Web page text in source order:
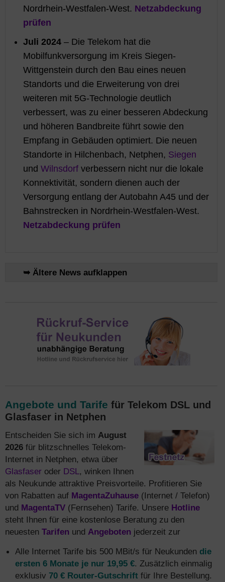
Nordrhein-Westfalen-West. Netzabdeckung
prüfen
Juli 2024 – Die Telekom hat die
Mobilfunkversorgung im Kreis Siegen-
Wittgenstein durch den Bau eines neuen
Standorts und die Erweiterung von drei
weiteren mit 5G-Technologie deutlich
verbessert, was zu einer besseren Abdeckung
und höheren Bandbreite führt sowie den
Empfang in Gebäuden optimiert. Die neuen
Standorte in Hilchenbach, Netphen, Siegen
und Wilnsdorf verbessern nicht nur die lokale
Konnektivität, sondern dienen auch der
Versorgung entlang der Autobahn A45 und der
Bahnstrecken in Nordrhein-Westfalen-West.
Netzabdeckung prüfen
➥ Ältere News aufklappen
Angebote und Tarife für Telekom DSL und
Glasfaser in Netphen
Entscheiden Sie sich im August
2026 für blitzschnelles Telekom-
Internet in Netphen, etwa über
Glasfaser oder DSL, winken Ihnen
als Neukunde attraktive Preisvorteile. Profitieren Sie
von Rabatten auf MagentaZuhause (Internet / Telefon)
und MagentaTV (Fernsehen) Tarife. Unsere Hotline
steht Ihnen für eine kostenlose Beratung zu den
neuesten Tarifen und Angeboten jederzeit zur
Alle Internet Tarife bis 500 MBit/s für Neukunden die
ersten 6 Monate je nur 19,95 €. Zusätzlich einmalig
exklusiv 70 € Router-Gutschrift für Ihre Bestellung.